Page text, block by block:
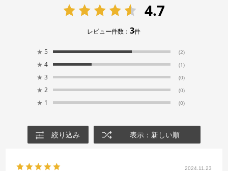
4.7
レビュー件数：3件
★ 5 (2)
★ 4 (1)
★ 3 (0)
★ 2 (0)
★ 1 (0)
絞り込み 表示：新しい順
2024.11.23